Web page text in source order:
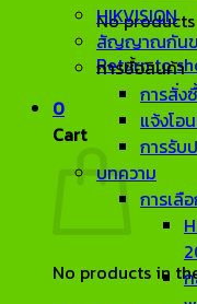
No
Return to
0
Cart
No products in
HIKVISION
สัญญาณกันข
การซื้อสินค้า
การสั่ง
แจ้งโอ
การรับ
บทความ
การเลื